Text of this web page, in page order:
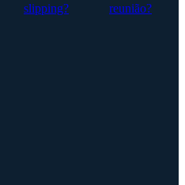
slipping?
reunião?